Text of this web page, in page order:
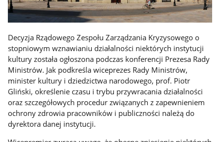
Decyzja Rządowego Zespołu Zarządzania Kryzysowego o
stopniowym wznawianiu działalności niektórych instytucji
kultury została ogłoszona podczas konferencji Prezesa Rady
Ministrów. Jak podkreśla wiceprezes Rady Ministrów,
minister kultury i dziedzictwa narodowego, prof. Piotr
Gliński, określenie czasu i trybu przywracania działalności
oraz szczegółowych procedur związanych z zapewnieniem
ochrony zdrowia pracowników i publiczności należą do
dyrektora danej instytucji.